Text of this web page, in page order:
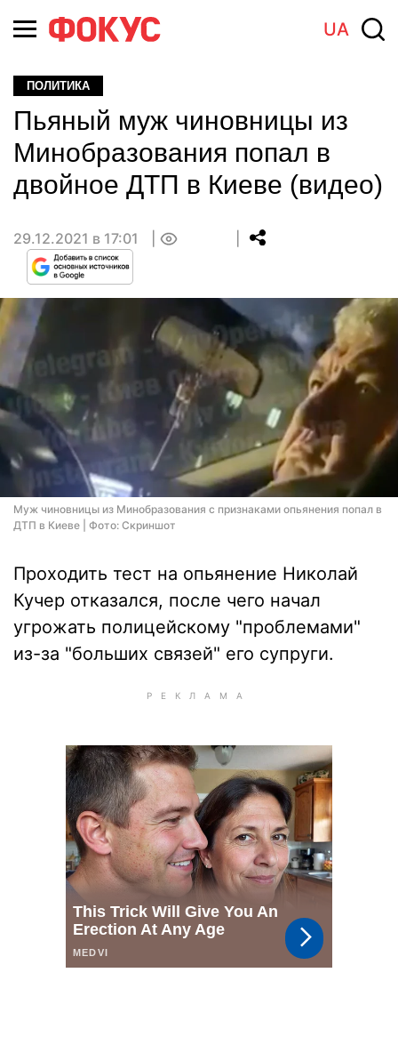
UA
ПОЛИТИКА
Пьяный муж чиновницы из
Минобразования попал в
двойное ДТП в Киеве (видео)
29.12.2021 в 17:01
Муж чиновницы из Минобразования с признаками опьянения попал в
ДТП в Киеве | Фото: Скриншот
Проходить тест на опьянение Николай
Кучер отказался, после чего начал
угрожать полицейскому "проблемами"
из-за "больших связей" его супруги.